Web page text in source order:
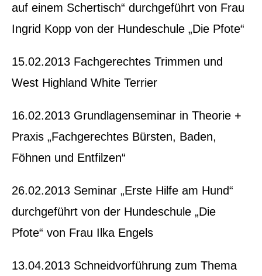
auf einem Schertisch“ durchgeführt von Frau
Ingrid Kopp von der Hundeschule „Die Pfote“
15.02.2013 Fachgerechtes Trimmen und
West Highland White Terrier
16.02.2013 Grundlagenseminar in Theorie +
Praxis „Fachgerechtes Bürsten, Baden,
Föhnen und Entfilzen“
26.02.2013 Seminar „Erste Hilfe am Hund“
durchgeführt von der Hundeschule „Die
Pfote“ von Frau Ilka Engels
13.04.2013 Schneidvorführung zum Thema